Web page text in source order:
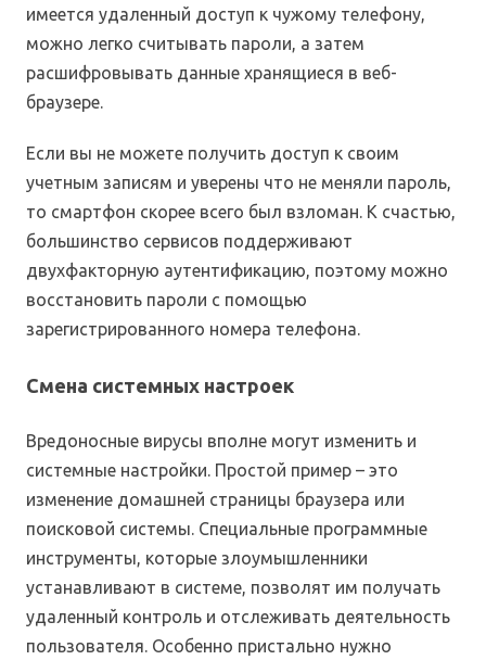
имеется удаленный доступ к чужому телефону,
можно легко считывать пароли, а затем
расшифровывать данные хранящиеся в веб-
браузере.
Если вы не можете получить доступ к своим
учетным записям и уверены что не меняли пароль,
то смартфон скорее всего был взломан. К счастью,
большинство сервисов поддерживают
двухфакторную аутентификацию, поэтому можно
восстановить пароли с помощью
зарегистрированного номера телефона.
Смена системных настроек
Вредоносные вирусы вполне могут изменить и
системные настройки. Простой пример – это
изменение домашней страницы браузера или
поисковой системы. Специальные программные
инструменты, которые злоумышленники
устанавливают в системе, позволят им получать
удаленный контроль и отслеживать деятельность
пользователя. Особенно пристально нужно